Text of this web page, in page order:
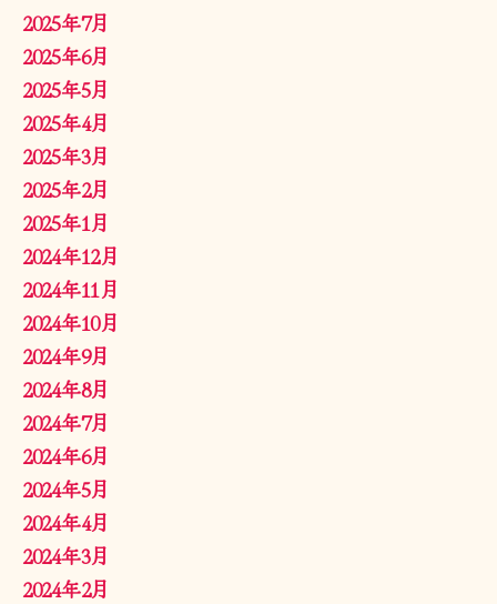
2025年7月
2025年6月
2025年5月
2025年4月
2025年3月
2025年2月
2025年1月
2024年12月
2024年11月
2024年10月
2024年9月
2024年8月
2024年7月
2024年6月
2024年5月
2024年4月
2024年3月
2024年2月